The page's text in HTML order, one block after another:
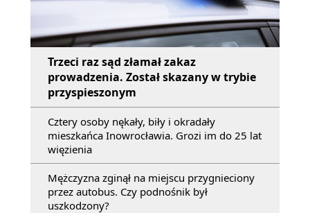
Trzeci raz sąd złamał zakaz
prowadzenia. Został skazany w trybie
przyspieszonym
Cztery osoby nękały, biły i okradały
mieszkańca Inowrocławia. Grozi im do 25 lat
więzienia
Mężczyzna zginął na miejscu przygnieciony
przez autobus. Czy podnośnik był
uszkodzony?